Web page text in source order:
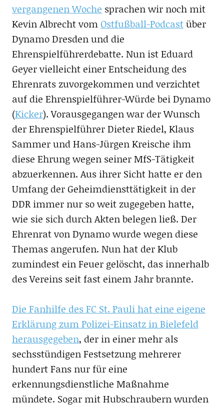
vergangenen Woche sprachen wir noch mit
Kevin Albrecht vom Ostfußball-Podcastüber
Dynamo Dresden und die
Ehrenspielführerdebatte. Nun ist Eduard
Geyer vielleicht einer Entscheidung des
Ehrenrats zuvorgekommen und verzichtet
auf die Ehrenspielführer-Würde bei Dynamo
(Kicker). Vorausgegangen war der Wunsch
der Ehrenspielführer Dieter Riedel, Klaus
Sammer und Hans-Jürgen Kreische ihm
diese Ehrung wegen seiner MfS-Tätigkeit
abzuerkennen. Aus ihrer Sicht hatte er den
Umfang der Geheimdiensttätigkeit in der
DDR immer nur so weit zugegeben hatte,
wie sie sich durch Akten belegen ließ. Der
Ehrenrat von Dynamo wurde wegen diese
Themas angerufen. Nun hat der Klub
zumindest ein Feuer gelöscht, das innerhalb
des Vereins seit fast einem Jahr brannte.
Die Fanhilfe des FC St. Pauli hat eine eigene
Erklärung zum Polizei-Einsatz in Bielefeld
herausgegeben, der in einer mehr als
sechsstündigen Festsetzung mehrerer
hundert Fans nur für eine
erkennungsdienstliche Maßnahme
mündete. Sogar mit Hubschraubern wurden